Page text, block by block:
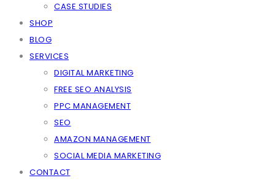
CASE STUDIES
SHOP
BLOG
SERVICES
DIGITAL MARKETING
FREE SEO ANALYSIS
PPC MANAGEMENT
SEO
AMAZON MANAGEMENT
SOCIAL MEDIA MARKETING
CONTACT